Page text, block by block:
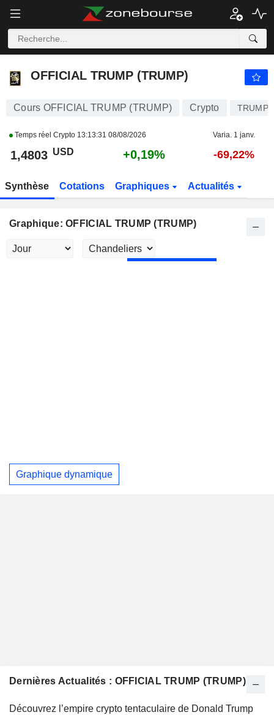
OFFICIAL TRUMP (TRUMP)
OFFICIAL TRUMP (TRUMP)
Cours OFFICIAL TRUMP (TRUMP) Crypto
Temps réel Crypto 13:13:31 08/08/2026 Varia. 1 janv.
1,4803 USD +0,19% -69,22%
Synthèse Cotations Graphiques Actualités
Graphique: OFFICIAL TRUMP (TRUMP)
Graphique dynamique
Dernières Actualités : OFFICIAL TRUMP (TRUMP)
Découvrez l’empire crypto tentaculaire de Donald Trump